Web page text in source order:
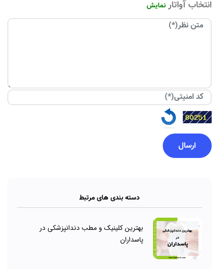
انتخاب آواتار نمایش
دسته بندی های مرتبط
بهترین کلینیک و مطب دندانپزشکی در
پاسداران